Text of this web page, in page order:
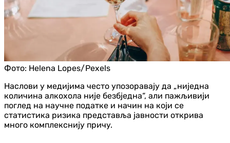
Фото: Helena Lopes/Pexels
Наслови у медијима често упозоравају да „ниједна
количина алкохола није безбједна“, али пажљивији
поглед на научне податке и начин на који се
статистика ризика представља јавности открива
много комплекснију причу.